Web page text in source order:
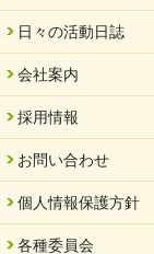
2023/10/17
馬糞堆肥「馬の
2023/08/18
クラウドファン
yahooショッピ
2023/02/16
令和さくら高等
日々の活動日誌
会社案内
採用情報
お問い合わせ
個人情報保護方針
各種委員会